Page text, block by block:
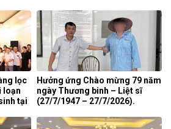
lọc
loạn
tại
Hưởng ứng Chào mừng 79 năm
ngày Thương binh – Liệt sĩ
(27/7/1947 – 27/7/2026).